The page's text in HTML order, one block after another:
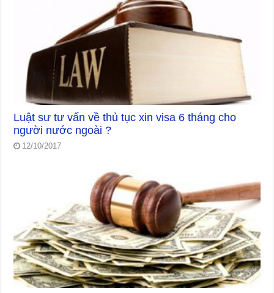
Luật sư tư vấn về thủ tục xin visa 6 tháng cho
người nước ngoài ?
12/10/2017